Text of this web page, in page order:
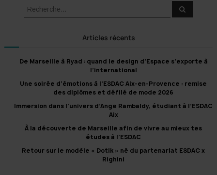
t
R
e
c
e
:
R
e
r
Articles récents
De Marseille à Ryad : quand le design d’Espace s’exporte à
l’international
Une soirée d’émotions à l’ESDAC Aix-en-Provence : remise
des diplômes et défilé de mode 2026
Immersion dans l’univers d’Ange Rambaldy, étudiant à l’ESDAC
Aix
À la découverte de Marseille afin de vivre au mieux tes
études à l’ESDAC
Retour sur le modèle « Dotik » né du partenariat ESDAC x
Righini